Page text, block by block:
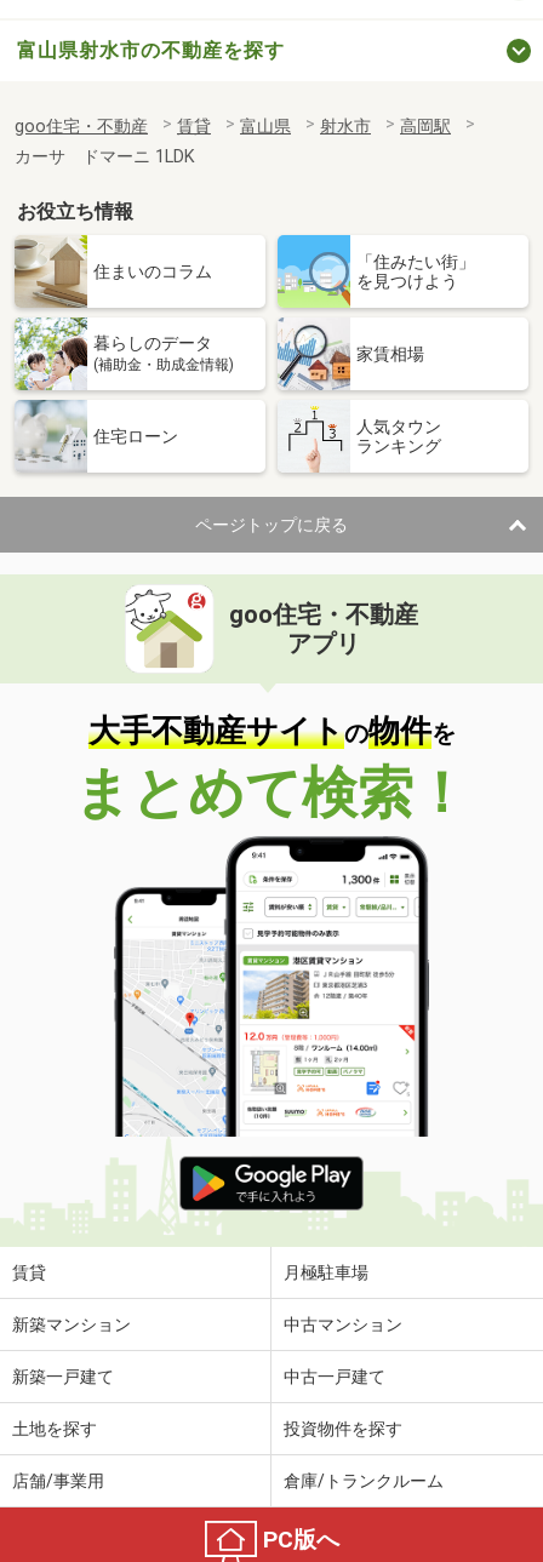
富山県射水市の不動産を探す
goo住宅・不動産 賃貸 富山県 射水市
高岡駅
カーサ ドマーニ 1LDK
お役立ち情報
住まいのコラム
「住みたい街」
を見つけよう
暮らしのデータ
(補助金・助成金情報)
家賃相場
住宅ローン
人気タウン
ランキング
ページトップに戻る
goo住宅・不動産
アプリ
大手不動産サイトの物件を
まとめて検索！
賃貸 月極駐車場
新築マンション 中古マンション
新築一戸建て 中古一戸建て
土地を探す 投資物件を探す
店舗/事業用 倉庫/トランクルーム
PC版へ